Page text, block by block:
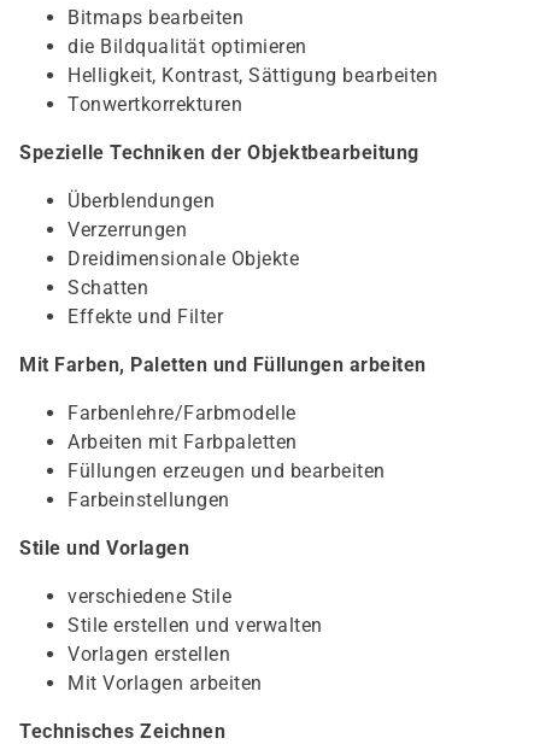
Bitmaps bearbeiten
die Bildqualität optimieren
Helligkeit, Kontrast, Sättigung bearbeiten
Tonwertkorrekturen
Spezielle Techniken der Objektbearbeitung
Überblendungen
Verzerrungen
Dreidimensionale Objekte
Schatten
Effekte und Filter
Mit Farben, Paletten und Füllungen arbeiten
Farbenlehre/Farbmodelle
Arbeiten mit Farbpaletten
Füllungen erzeugen und bearbeiten
Farbeinstellungen
Stile und Vorlagen
verschiedene Stile
Stile erstellen und verwalten
Vorlagen erstellen
Mit Vorlagen arbeiten
Technisches Zeichnen